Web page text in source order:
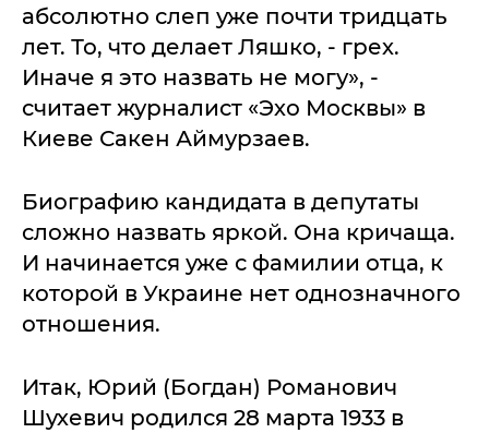
абсолютно слеп уже почти тридцать
лет. То, что делает Ляшко, - грех.
Иначе я это назвать не могу», -
считает журналист «Эхо Москвы» в
Киеве Сакен Аймурзаев.
Биографию кандидата в депутаты
сложно назвать яркой. Она кричаща.
И начинается уже с фамилии отца, к
которой в Украине нет однозначного
отношения.
Итак, Юрий (Богдан) Романович
Шухевич родился 28 марта 1933 в